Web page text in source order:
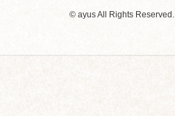
© ayus All Rights Reserved.